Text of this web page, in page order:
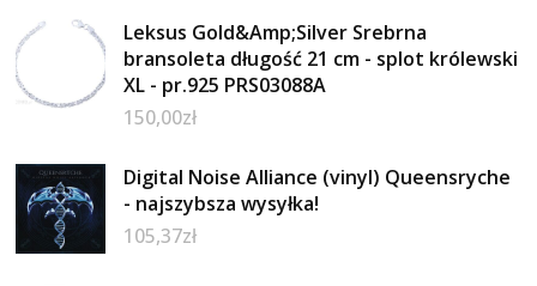
Leksus Gold&Amp;Silver Srebrna
bransoleta długość 21 cm - splot królewski
XL - pr.925 PRS03088A
150,00zł
Digital Noise Alliance (vinyl) Queensryche
- najszybsza wysyłka!
105,37zł